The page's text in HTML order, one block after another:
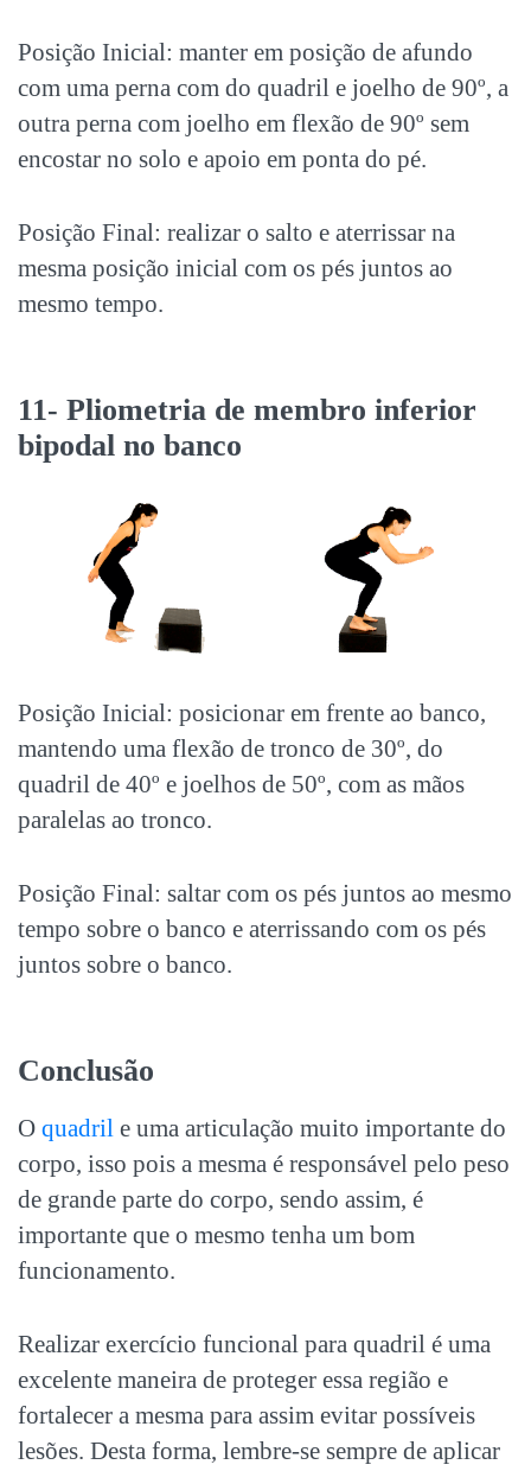
Posição Inicial: manter em posição de afundo
com uma perna com do quadril e joelho de 90º, a
outra perna com joelho em flexão de 90º sem
encostar no solo e apoio em ponta do pé.
Posição Final: realizar o salto e aterrissar na
mesma posição inicial com os pés juntos ao
mesmo tempo.
11- Pliometria de membro inferior
bipodal no banco
Posição Inicial: posicionar em frente ao banco,
mantendo uma flexão de tronco de 30º, do
quadril de 40º e joelhos de 50º, com as mãos
paralelas ao tronco.
Posição Final: saltar com os pés juntos ao mesmo
tempo sobre o banco e aterrissando com os pés
juntos sobre o banco.
Conclusão
O quadril e uma articulação muito importante do
corpo, isso pois a mesma é responsável pelo peso
de grande parte do corpo, sendo assim, é
importante que o mesmo tenha um bom
funcionamento.
Realizar exercício funcional para quadril é uma
excelente maneira de proteger essa região e
fortalecer a mesma para assim evitar possíveis
lesões. Desta forma, lembre-se sempre de aplicar